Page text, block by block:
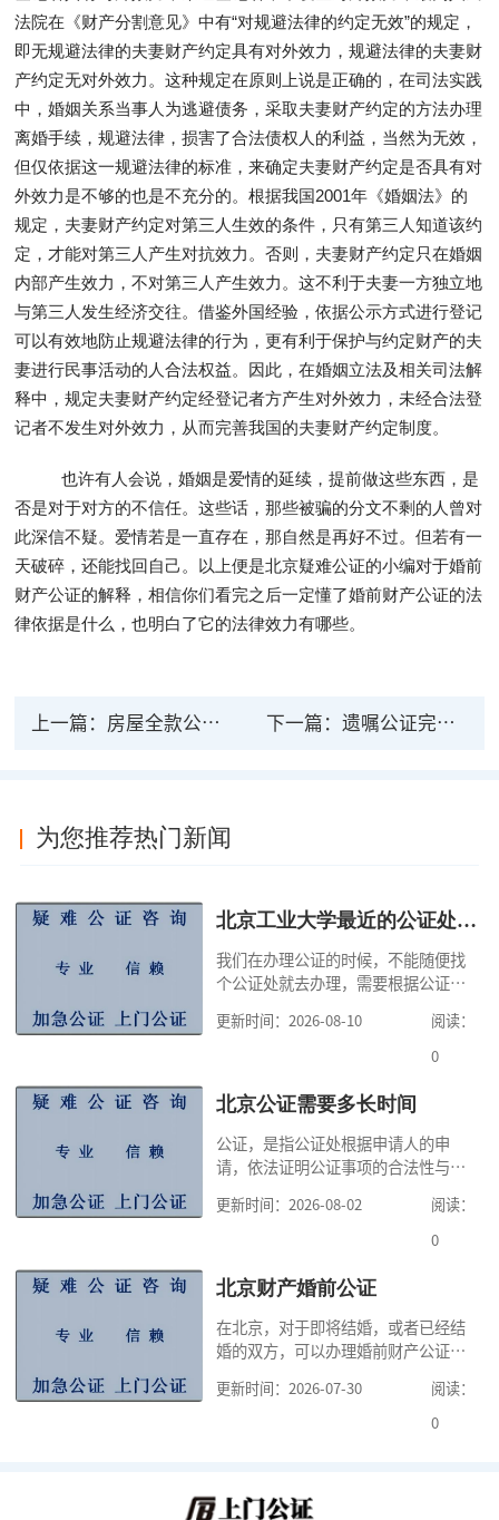
法院在《财产分割意见》中有“对规避法律的约定无效”的规定，
即无规避法律的夫妻财产约定具有对外效力，规避法律的夫妻财
产约定无对外效力。这种规定在原则上说是正确的，在司法实践
中，婚姻关系当事人为逃避债务，采取夫妻财产约定的方法办理
离婚手续，规避法律，损害了合法债权人的利益，当然为无效，
但仅依据这一规避法律的标准，来确定夫妻财产约定是否具有对
外效力是不够的也是不充分的。根据我国2001年《婚姻法》的
规定，夫妻财产约定对第三人生效的条件，只有第三人知道该约
定，才能对第三人产生对抗效力。否则，夫妻财产约定只在婚姻
内部产生效力，不对第三人产生效力。这不利于夫妻一方独立地
与第三人发生经济交往。借鉴外国经验，依据公示方式进行登记
可以有效地防止规避法律的行为，更有利于保护与约定财产的夫
妻进行民事活动的人合法权益。因此，在婚姻立法及相关司法解
释中，规定夫妻财产约定经登记者方产生对外效力，未经合法登
记者不发生对外效力，从而完善我国的夫妻财产约定制度。
也许有人会说，婚姻是爱情的延续，提前做这些东西，是
否是对于对方的不信任。这些话，那些被骗的分文不剩的人曾对
此深信不疑。爱情若是一直存在，那自然是再好不过。但若有一
天破碎，还能找回自己。以上便是北京疑难公证的小编对于婚前
财产公证的解释，相信你们看完之后一定懂了婚前财产公证的法
律依据是什么，也明白了它的法律效力有哪些。
上一篇： 房屋全款公证不受法律保护吗？房产公证的法律效力有哪些？ 下一篇： 遗嘱公证完复印件再法律有效吗 办理遗嘱公证的流程是怎样的？
为您推荐热门新闻
北京工业大学最近的公证处电话
我们在办理公证的时候，不能随便找
个公证处就去办理，需要根据公证事
能向不动产所在地的公证处申请办
理，有的公证可以在申请人住所地、
证处申请办理，因此，公证咨询提示
知道自己办理何种公证，自己可以向
哪个公证书提出
更新时间：2026-08-10
阅读：
0
北京公证需要多长时间
公证，是指公证处根据申请人的申
请，依法证明公证事项的合法性与真
高公证事项的效力，固定证据，但是
很多人不知道在北京办理公证需要多
家，办理公证的时候除了需要按照公
道北京公证需要什么材料,北京公证需
要多少钱？北京公
更新时间：2026-08-02
阅读：
0
北京财产婚前公证
在北京，对于即将结婚，或者已经结
婚的双方，可以办理婚前财产公证，
式，可以避免个人财产引发的纠纷，
但是，在北京办理婚前财产公证，除
京婚前财产公证机构？了解这些不仅
更新时间：2026-07-30
阅读：
0